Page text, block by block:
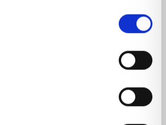
serán la base de la que
diseños. Por eso ofrecemos a
previo para que puedas ver
antes de la instalación de